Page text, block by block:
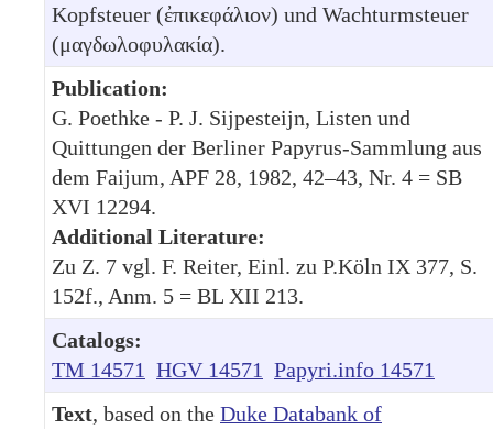
Kopfsteuer (ἐπικεφάλιον) und Wachturmsteuer
(μαγδωλοφυλακία).
Publication:
G. Poethke - P. J. Sijpesteijn, Listen und
Quittungen der Berliner Papyrus-Sammlung aus
dem Faijum, APF 28, 1982, 42–43, Nr. 4 = SB
XVI 12294.
Additional Literature:
Zu Z. 7 vgl. F. Reiter, Einl. zu P.Köln IX 377, S.
152f., Anm. 5 = BL XII 213.
Catalogs:
TM 14571 HGV 14571 Papyri.info 14571
Text, based on the Duke Databank of